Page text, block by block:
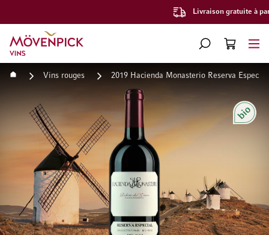
Livraison gratuite à partir de CHF 300.–
Aller à la page d'accueil
CHERCHERPANIER
Accueil Vins rouges 2019 Hacienda Monasterio Reserva
Bio
Passer à la fin de la galerie d’images